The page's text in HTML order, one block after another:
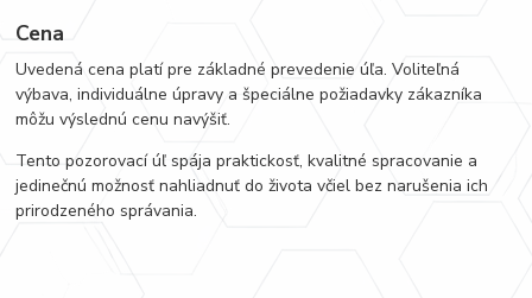
Cena
Uvedená cena platí pre základné prevedenie úľa. Voliteľná
výbava, individuálne úpravy a špeciálne požiadavky zákazníka
môžu výslednú cenu navýšiť.
Tento pozorovací úľ spája praktickosť, kvalitné spracovanie a
jedinečnú možnosť nahliadnuť do života včiel bez narušenia ich
prirodzeného správania.